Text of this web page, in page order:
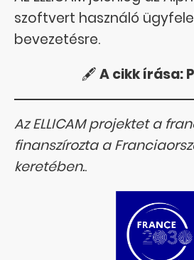
szoftvert használó
bevezetésre.
🖋️A cikk írása:
Az ELLICAM projektet a
finanszírozta a
keretében..